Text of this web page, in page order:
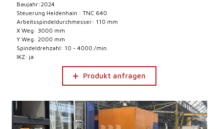
Baujahr:2024
Steuerung Heidenhain : TNC 640
Arbeitsspindeldurchmesser: 110 mm
X Weg: 3000 mm
Y Weg: 2000 mm
Spindeldrehzahl: 10 - 4000 /min.
IKZ: ja
Produkt anfragen